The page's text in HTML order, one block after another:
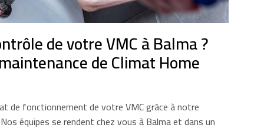
de votre VMC à Balma ?
de Climat Home
de fonctionnement de votre VMC grâce à notre
équipes se rendent chez vous à Balma et dans un